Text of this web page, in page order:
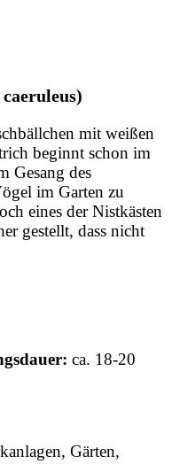
mit weißen
beginnt schon im
Gesang des
im Garten zu
eines der Nistkästen
gestellt, dass nicht
ca. 18-20
Gärten,